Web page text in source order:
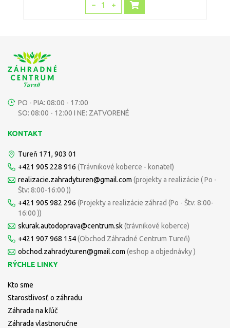
1
PO - PIA: 08:00 - 17:00
SO: 08:00 - 12:00 I NE: ZATVORENÉ
KONTAKT
Tureň 171, 903 01
+421 905 228 916 (Trávnikové koberce - konateľ)
realizacie.zahradyturen@gmail.com (projekty a realizácie ( Po -
Štv: 8:00-16:00 ))
+421 905 982 296 (Projekty a realizácie záhrad (Po - Štv: 8:00-
16:00 ))
skurak.autodoprava@centrum.sk(trávnikové koberce)
+421 907 968 154(Obchod Záhradné Centrum Tureň)
obchod.zahradyturen@gmail.com (eshop a objednávky )
RÝCHLE LINKY
Kto sme
Starostlivosť o záhradu
Záhrada na kľúč
Záhrada vlastnoručne